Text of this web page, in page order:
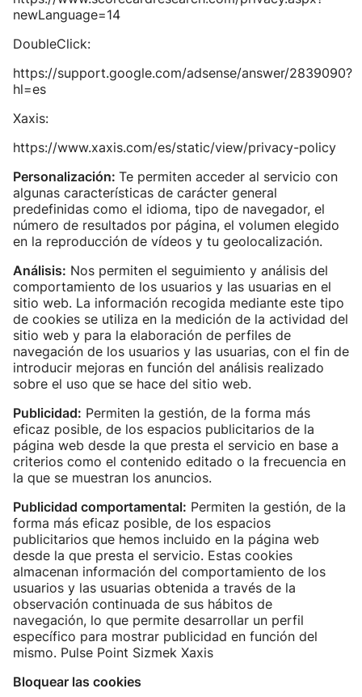
newLanguage=14
DoubleClick:
https://support.google.com/adsense/answer/2839090?
hl=es
Xaxis:
https://www.xaxis.com/es/static/view/privacy-policy
Personalización: Te permiten acceder al servicio con
algunas características de carácter general
predefinidas como el idioma, tipo de navegador, el
número de resultados por página, el volumen elegido
en la reproducción de vídeos y tu geolocalización.
Análisis: Nos permiten el seguimiento y análisis del
comportamiento de los usuarios y las usuarias en el
sitio web. La información recogida mediante este tipo
de cookies se utiliza en la medición de la actividad del
sitio web y para la elaboración de perfiles de
navegación de los usuarios y las usuarias, con el fin de
introducir mejoras en función del análisis realizado
sobre el uso que se hace del sitio web.
Publicidad: Permiten la gestión, de la forma más
eficaz posible, de los espacios publicitarios de la
página web desde la que presta el servicio en base a
criterios como el contenido editado o la frecuencia en
la que se muestran los anuncios.
Publicidad comportamental: Permiten la gestión, de la
forma más eficaz posible, de los espacios
publicitarios que hemos incluido en la página web
desde la que presta el servicio. Estas cookies
almacenan información del comportamiento de los
usuarios y las usuarias obtenida a través de la
observación continuada de sus hábitos de
navegación, lo que permite desarrollar un perfil
específico para mostrar publicidad en función del
mismo. Pulse Point Sizmek Xaxis
Bloquear las cookies